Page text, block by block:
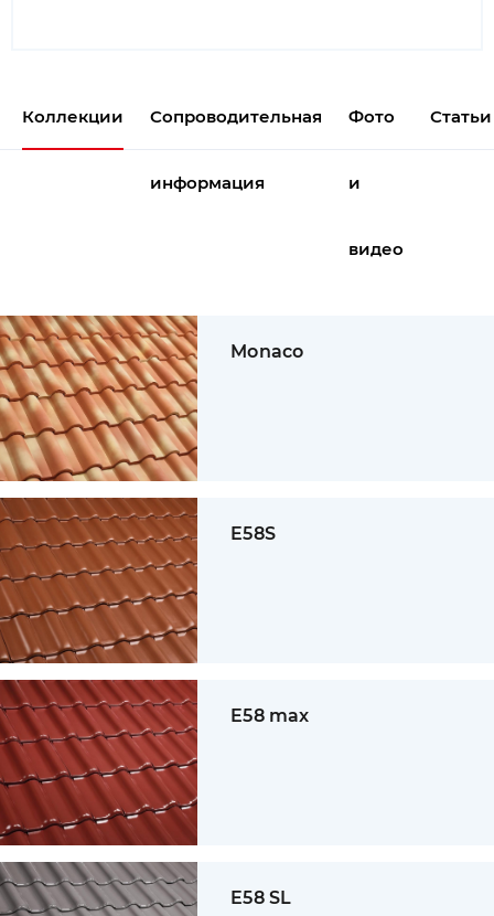
Коллекции Сопроводительная
информация
Фото
и
видео
Статьи
Monaco
E58S
E58 max
E58 SL